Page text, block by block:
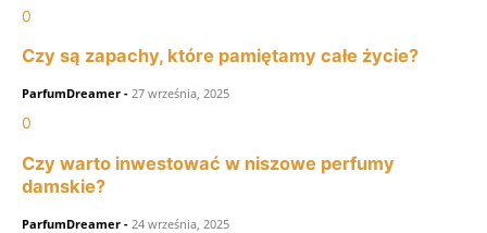
0
Czy są zapachy, które pamiętamy całe życie?
ParfumDreamer - 27 września, 2025
0
Czy warto inwestować w niszowe perfumy
damskie?
ParfumDreamer - 24 września, 2025